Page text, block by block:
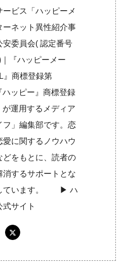
ービス「ハッピーメ
ーネット異性紹介事
安委員会( 認定番号
『ハッピーメー
』商標登録第
ッピー』商標登録
運用するメディア
フ」編集部です。恋
愛に関するノウハウ
どをもとに、読者の
消するサポートとな
しています。 ▶︎ハ
式サイト